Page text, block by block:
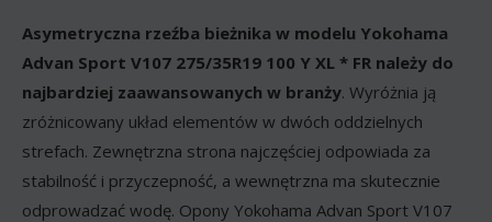
Asymetryczna rzeźba bieżnika w modelu Yokohama
Advan Sport V107 275/35R19 100 Y XL * FR należy do
najbardziej zaawansowanych w branży. Wyróżnia ją
zróżnicowany układ elementów w dwóch oddzielnych
strefach. Zewnętrzna strona najczęściej odpowiada za
stabilność i przyczepność, a wewnętrzna ma skutecznie
odprowadzać wodę. Opony Yokohama Advan Sport V107